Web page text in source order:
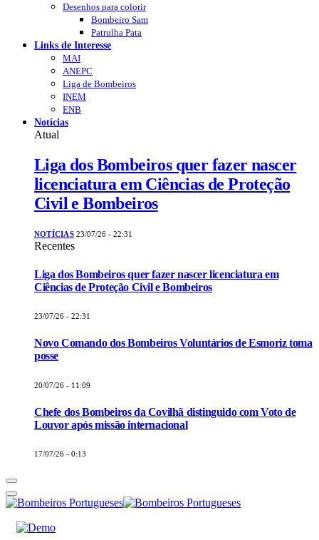
Desenhos para colorir
Bombeiro Sam
Patrulha Pata
Links de Interesse
MAI
ANEPC
Liga de Bombeiros
INEM
ENB
Notícias
Atual
Liga dos Bombeiros quer fazer nascer
licenciatura em Ciências de Proteção
Civil e Bombeiros
NOTÍCIAS 23/07/26 - 22:31
Recentes
Liga dos Bombeiros quer fazer nascer licenciatura em
Ciências de Proteção Civil e Bombeiros
23/07/26 - 22:31
Novo Comando dos Bombeiros Voluntários de Esmoriz toma
posse
20/07/26 - 11:09
Chefe dos Bombeiros da Covilhã distinguido com Voto de
Louvor após missão internacional
17/07/26 - 0:13